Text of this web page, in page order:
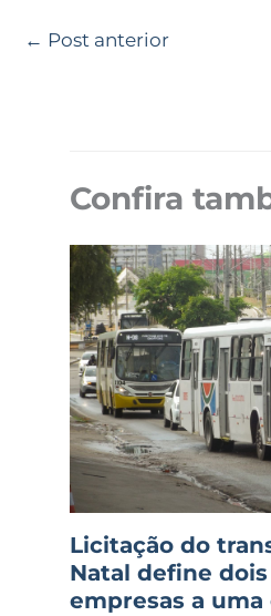
← Post anterior
Confira
Licitação do
Natal define
empresas a uma